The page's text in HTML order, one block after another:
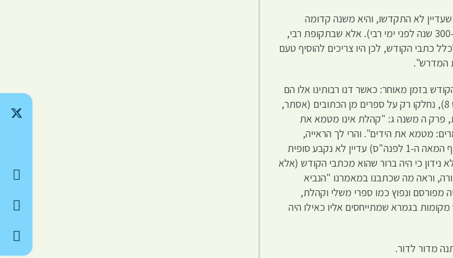
שעדיין לא התקדשו, והיא משנה קדומה
לתקופתו של רבי יהודה הנשיא (הרי דברי תנאים מתחילים כ-300 שנה לפני ימי רבי). אלא שבתקופת רבי,
כתבי הקודש, לכן היו צריכים להוסיף טעם
המדרש".
בזמן מאוחר: כאשר דנו רבותינו אלו הם
הספרים הכלולים בכתבי הקודש (וראה מה שבארנו בקונטרס 8), נחלקו רק על ספרים מן הכתובים (אסתר,
פרק ה משנה ג: "קהלת אינו מטמא את
מטמא את הידים". והרי לך הראייה,
התלמיד מבקש האמת, כי בתקופת בית שמאי ובית הלל (סוף המאה ה-1 לפנה"ס) עדיין לא נקבע סופית
כי היה ברור שהוא מכתבי הקודש (אלא
וראה מה שכתבנו במאמרנו "הנביא
מפורסם ונפוץ כמו ספרי משלי וקהלת,
בגמרא שמתייחסים אליו כאילו היה
מדור לדור.